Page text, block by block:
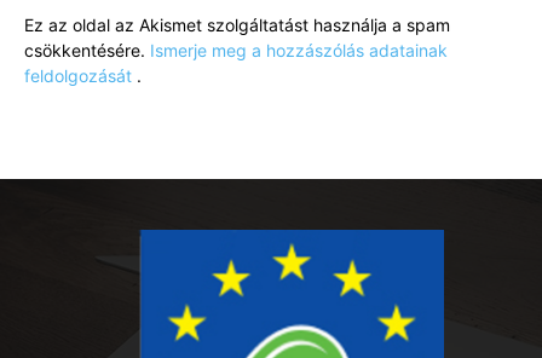
Ez az oldal az Akismet szolgáltatást használja a spam
csökkentésére. Ismerje meg a hozzászólás adatainak
feldolgozását .